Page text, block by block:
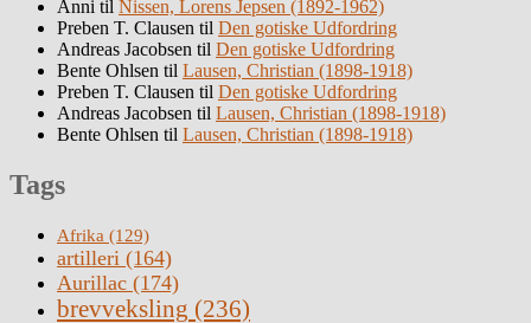
Anni til Nissen, Lorens Jepsen (1892-1962)
Preben T. Clausen til Den gotiske Udfordring
Andreas Jacobsen til Den gotiske Udfordring
Bente Ohlsen til Lausen, Christian (1898-1918)
Preben T. Clausen til Den gotiske Udfordring
Andreas Jacobsen til Lausen, Christian (1898-1918)
Bente Ohlsen til Lausen, Christian (1898-1918)
Tags
Afrika (129)
artilleri (164)
Aurillac (174)
brevveksling (236)